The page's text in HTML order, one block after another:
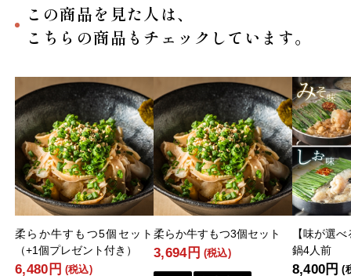
この商品を見た人は、
こちらの商品もチェックしています。
柔らか牛すもつ5個セット
（+1個プレゼント付き）
6,480円 (税込)
柔らか牛すもつ3個セット
3,694円 (税込)
【味が選
鍋4人前
8,400円 (